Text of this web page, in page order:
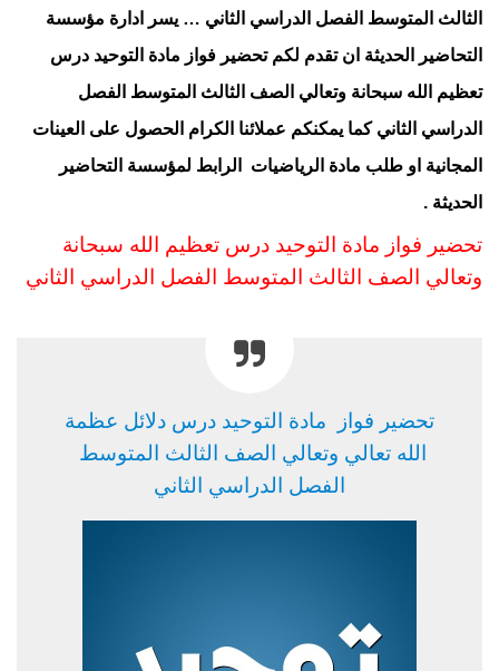
الثالث المتوسط الفصل الدراسي الثاني … يسر ادارة مؤسسة
التحاضير الحديثة ان تقدم لكم تحضير فواز مادة التوحيد درس
تعظيم الله سبحانة وتعالي الصف الثالث المتوسط الفصل
الدراسي الثاني كما يمكنكم عملائنا الكرام الحصول على العينات
المجانية او طلب مادة الرياضيات
الرابط لمؤسسة التحاضير
الحديثة .
تحضير فواز مادة التوحيد درس تعظيم الله سبحانة
وتعالي الصف الثالث المتوسط الفصل الدراسي الثاني
تحضير فواز مادة التوحيد درس دلائل عظمة
الله تعالي وتعالي الصف الثالث المتوسط
الفصل الدراسي الثاني